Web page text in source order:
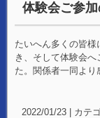
体験会ご参
たいへん多くの皆様
き、そして体験会
た。関係者一同より
2022/01/23 カテ